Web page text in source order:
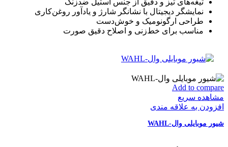
نمایشگر دیجیتال با نشانگر شارژ و یادآور روغن‌کاری
طراحی ارگونومیک و خوش‌دست
مناسب برای خط‌زنی و اصلاح دقیق صورت
Add to compare
مشاهده سریع
افزودن به علاقه مندی
شیور موبایلی وال-WAHL